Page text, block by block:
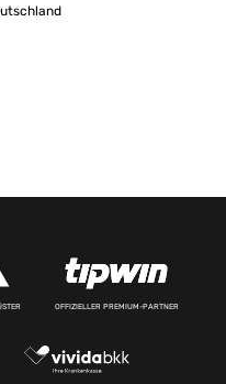
OFFIZIELLER PREMIUM-PARTNER